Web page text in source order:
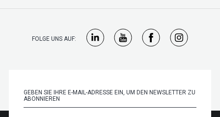
FOLGE UNS AUF: